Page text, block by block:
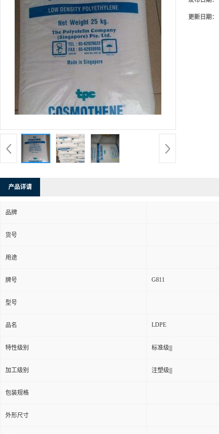
更新日期：
产品详请
品牌
货号
用途
牌号 G811
型号
品名 LDPE
特性级别 标准级|||
加工级别 注塑级|||
包装规格
外形尺寸